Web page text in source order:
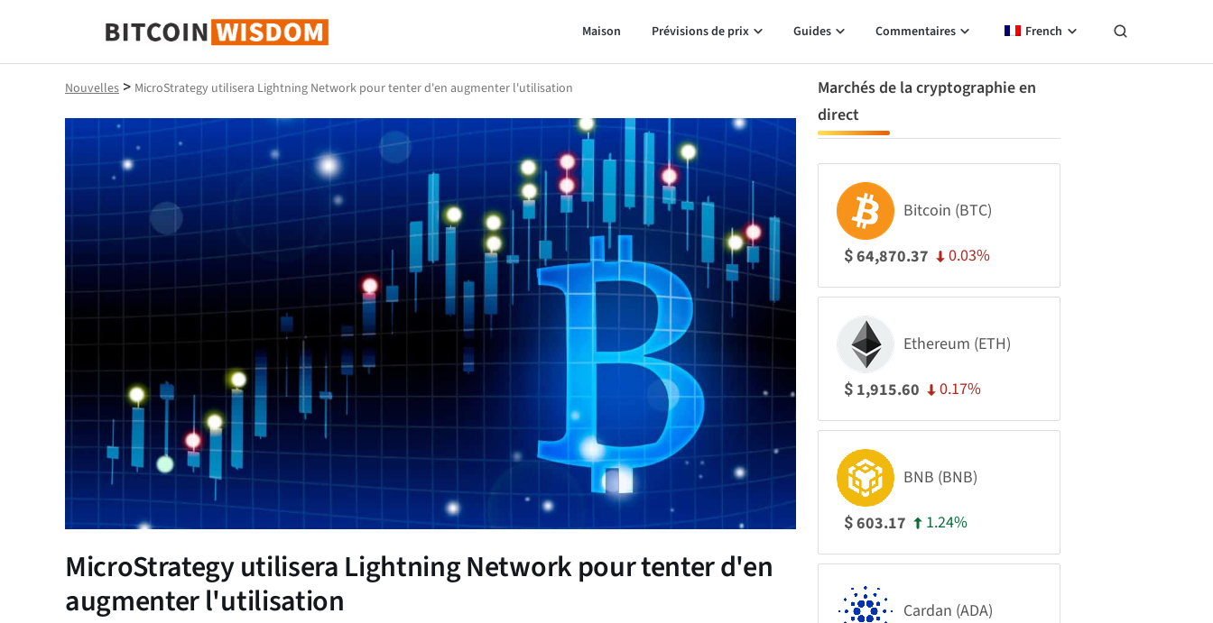
Bitcoin Sagesse
Maison Prévisions de prix Guides Commentaires French
Nouvelles > MicroStrategy utilisera Lightning Network pour tenter d'en augmenter l'utilisation
MicroStrategy utilisera Lightning Network pour tenter d'en
augmenter l'utilisation
Marchés de la cryptographie en
direct
Bitcoin (BTC)
$64,870.37 0.03%
Ethereum (ETH)
$ 1,915.60 0.17%
BNB (BNB)
$603.17 1.24%
Cardan (ADA)